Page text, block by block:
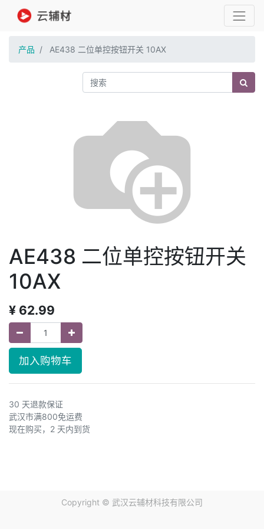
产品 AE438 二位单控按钮开关 10AX
AE438 二位单控按钮开关
10AX
¥ 62.99
加入购物车
30 天退款保证
武汉市满800免运费
现在购买，2 天内到货
Copyright © 武汉云辅材科技有限公司